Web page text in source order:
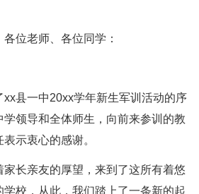
位老师、各位同学：
xx县一中20xx学年新生军训活动的序
领导和全体师生，向前来参训的教
示衷心的感谢。
家长亲友的厚望，来到了这所有着悠
校，从此，我们踏上了一条新的起